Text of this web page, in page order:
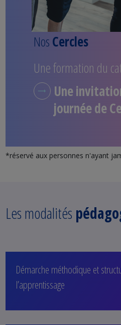
NosCercles
Une formation du
Une
journée de
*réservé aux personnes n'ayant
Les modalités
Démarche méthodique et
l’apprentissage